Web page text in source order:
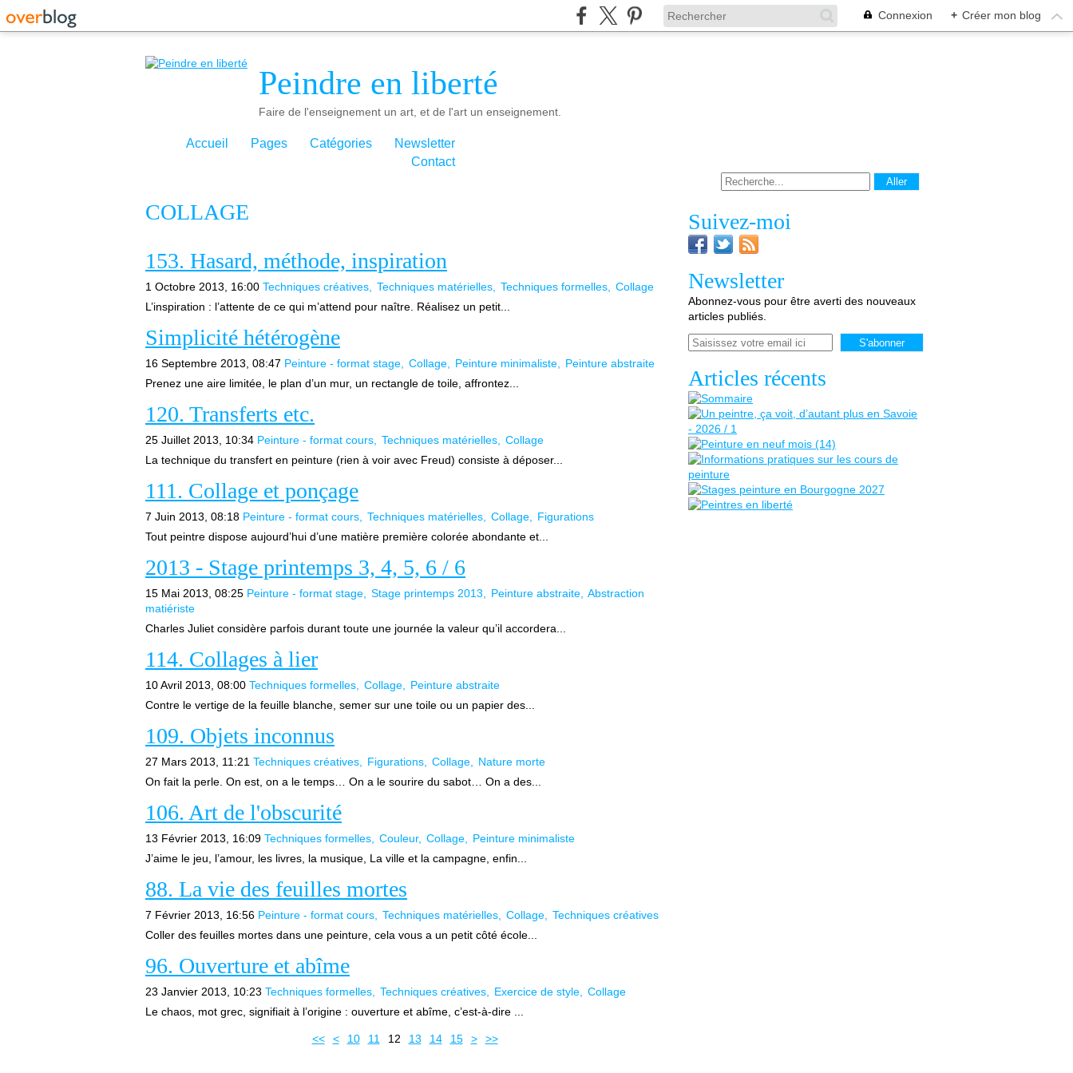
Connexion + Créer mon blog
Peindre en liberté
Faire de l'enseignement un art, et de l'art un enseignement.
Accueil Pages Catégories
Newsletter
Contact
COLLAGE
153. Hasard, méthode, inspiration
1 Octobre 2013, 16:00 Techniques créatives Techniques matérielles Techniques formelles
Collage
L’inspiration : l’attente de ce qui m’attend pour naître. Réalisez un petit...
Simplicité hétérogène
16 Septembre 2013, 08:47 Peinture - format stage Collage Peinture minimaliste
Peinture abstraite
Prenez une aire limitée, le plan d’un mur, un rectangle de toile, affrontez...
120. Transferts etc.
25 Juillet 2013, 10:34 Peinture - format cours Techniques matérielles
Collage
La technique du transfert en peinture (rien à voir avec Freud) consiste à déposer...
111. Collage et ponçage
7 Juin 2013, 08:18 Peinture - format cours Techniques matérielles Collage
Figurations
Tout peintre dispose aujourd’hui d’une matière première colorée abondante et...
2013 - Stage printemps 3, 4, 5, 6 / 6
15 Mai 2013, 08:25 Peinture - format stage Stage printemps 2013 Peinture abstraite Abstraction
matiériste
Charles Juliet considère parfois durant toute une journée la valeur qu’il accordera...
114. Collages à lier
10 Avril 2013, 08:00 Techniques formelles Collage
Peinture abstraite
Contre le vertige de la feuille blanche, semer sur une toile ou un papier des...
109. Objets inconnus
27 Mars 2013, 11:21 Techniques créatives Figurations Collage
Nature morte
On fait la perle. On est, on a le temps… On a le sourire du sabot… On a des...
106. Art de l'obscurité
13 Février 2013, 16:09 Techniques formelles Couleur Collage
Peinture minimaliste
J’aime le jeu, l’amour, les livres, la musique, La ville et la campagne, enfin...
88. La vie des feuilles mortes
7 Février 2013, 16:56 Peinture - format cours Techniques matérielles Collage
Techniques créatives
Coller des feuilles mortes dans une peinture, cela vous a un petit côté école...
96. Ouverture et abîme
23 Janvier 2013, 10:23 Techniques formelles Techniques créatives Exercice de style
Collage
Le chaos, mot grec, signifiait à l’origine : ouverture et abîme, c’est-à-dire ...
<< < 10 11 12 13 14 15 > >>
Suivez-moi
Newsletter
Abonnez-vous pour être averti des nouveaux
articles publiés.
Email
Articles récents